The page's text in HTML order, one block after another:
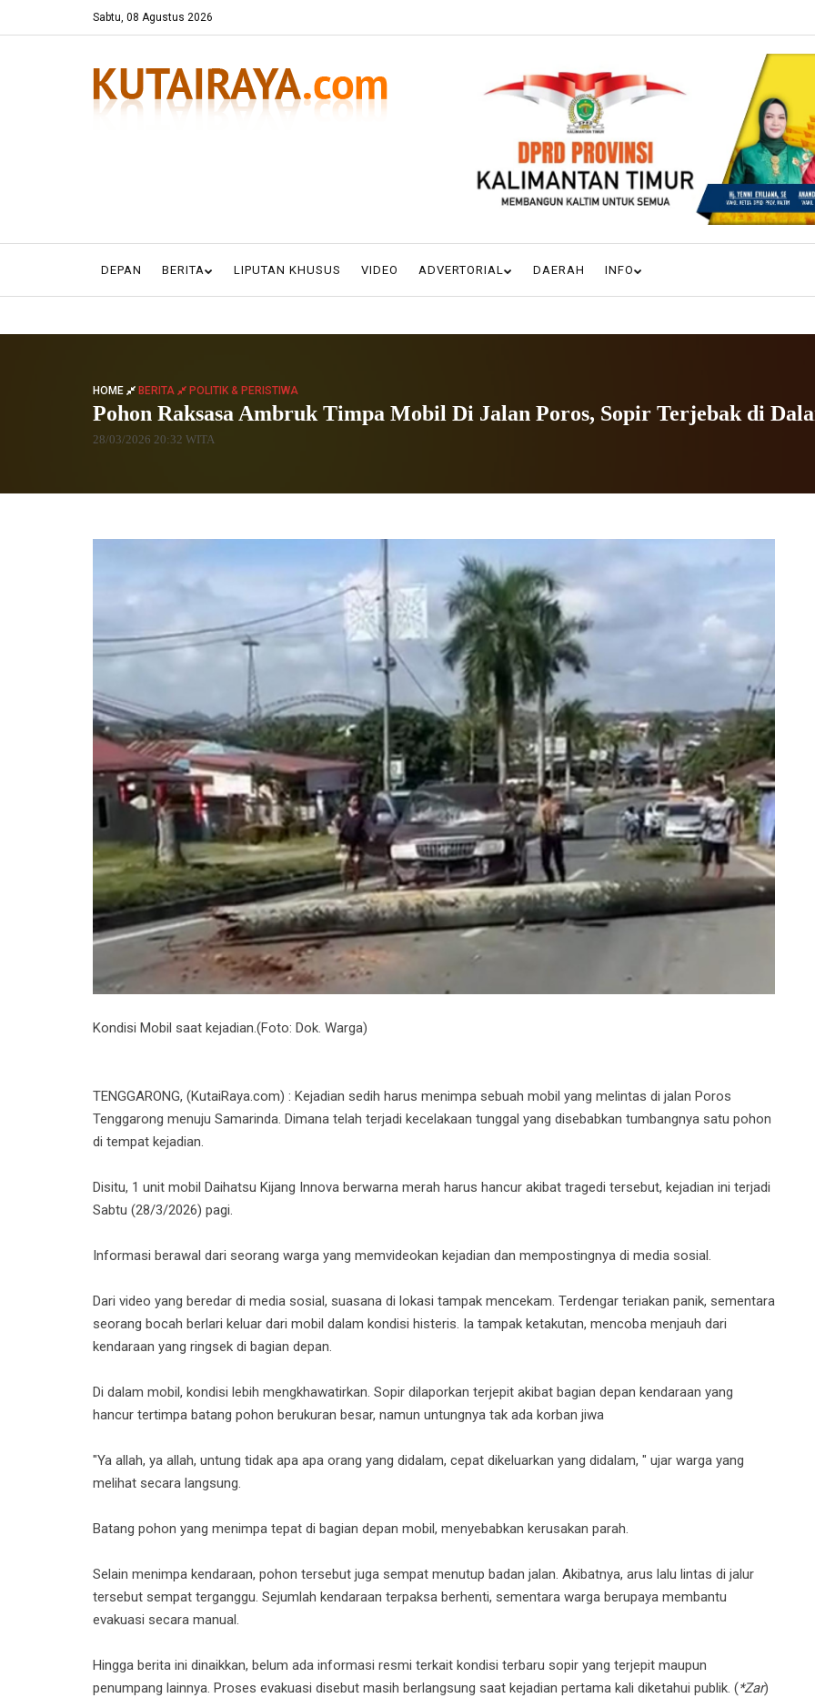
Sabtu, 08 Agustus 2026
DEPAN BERITA LIPUTAN KHUSUS VIDEO ADVERTORIAL DAERAH INFO
HOME BERITA POLITIK & PERISTIWA
Pohon Raksasa Ambruk Timpa Mobil Di Jalan Poros, Sopir Terjebak di
28/03/2026 20:32 WITA
Kondisi Mobil saat kejadian.(Foto: Dok. Warga)
TENGGARONG, (KutaiRaya.com) : Kejadian sedih harus menimpa sebuah mobil yang melintas di jalan Poros
Tenggarong menuju Samarinda. Dimana telah terjadi kecelakaan tunggal yang disebabkan tumbangnya satu pohon
di tempat kejadian.
Disitu, 1 unit mobil Daihatsu Kijang Innova berwarna merah harus hancur akibat tragedi tersebut, kejadian ini terjadi
Sabtu (28/3/2026) pagi.
Informasi berawal dari seorang warga yang memvideokan kejadian dan mempostingnya di media sosial.
Dari video yang beredar di media sosial, suasana di lokasi tampak mencekam. Terdengar teriakan panik, sementara
seorang bocah berlari keluar dari mobil dalam kondisi histeris. Ia tampak ketakutan, mencoba menjauh dari
kendaraan yang ringsek di bagian depan.
Di dalam mobil, kondisi lebih mengkhawatirkan. Sopir dilaporkan terjepit akibat bagian depan kendaraan yang
hancur tertimpa batang pohon berukuran besar, namun untungnya tak ada korban jiwa
"Ya allah, ya allah, untung tidak apa apa orang yang didalam, cepat dikeluarkan yang didalam, " ujar warga yang
melihat secara langsung.
Batang pohon yang menimpa tepat di bagian depan mobil, menyebabkan kerusakan parah.
Selain menimpa kendaraan, pohon tersebut juga sempat menutup badan jalan. Akibatnya, arus lalu lintas di jalur
tersebut sempat terganggu. Sejumlah kendaraan terpaksa berhenti, sementara warga berupaya membantu
evakuasi secara manual.
Hingga berita ini dinaikkan, belum ada informasi resmi terkait kondisi terbaru sopir yang terjepit maupun
penumpang lainnya. Proses evakuasi disebut masih berlangsung saat kejadian pertama kali diketahui publik. (*Zar)